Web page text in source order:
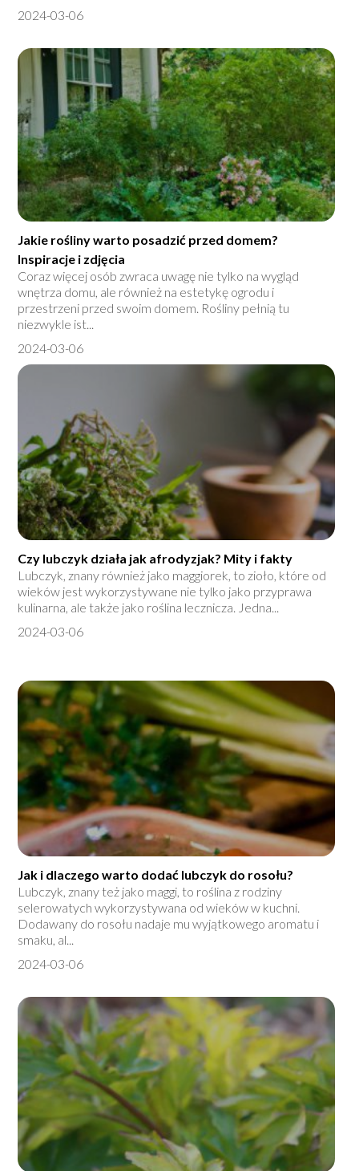
2024-03-06
Jakie rośliny warto posadzić przed domem?
Inspiracje i zdjęcia
Coraz więcej osób zwraca uwagę nie tylko na wygląd
wnętrza domu, ale również na estetykę ogrodu i
przestrzeni przed swoim domem. Rośliny pełnią tu
niezwykle ist...
2024-03-06
Czy lubczyk działa jak afrodyzjak? Mity i fakty
Lubczyk, znany również jako maggiorek, to zioło, które od
wieków jest wykorzystywane nie tylko jako przyprawa
kulinarna, ale także jako roślina lecznicza. Jedna...
2024-03-06
Jak i dlaczego warto dodać lubczyk do rosołu?
Lubczyk, znany też jako maggi, to roślina z rodziny
selerowatych wykorzystywana od wieków w kuchni.
Dodawany do rosołu nadaje mu wyjątkowego aromatu i
smaku, al...
2024-03-06